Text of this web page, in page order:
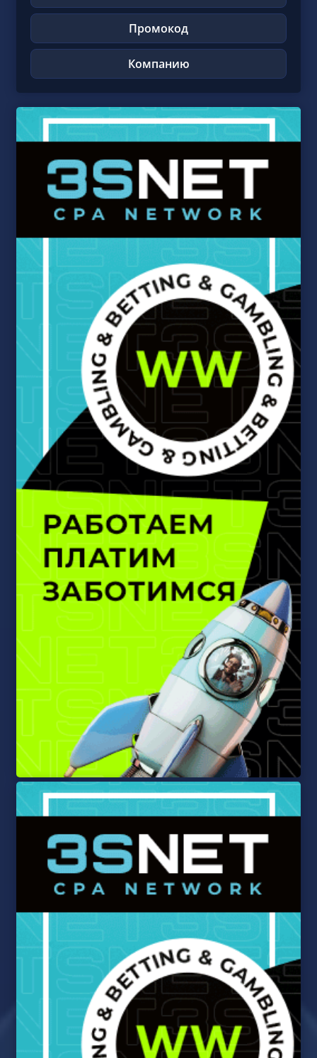
Промокод
Компанию